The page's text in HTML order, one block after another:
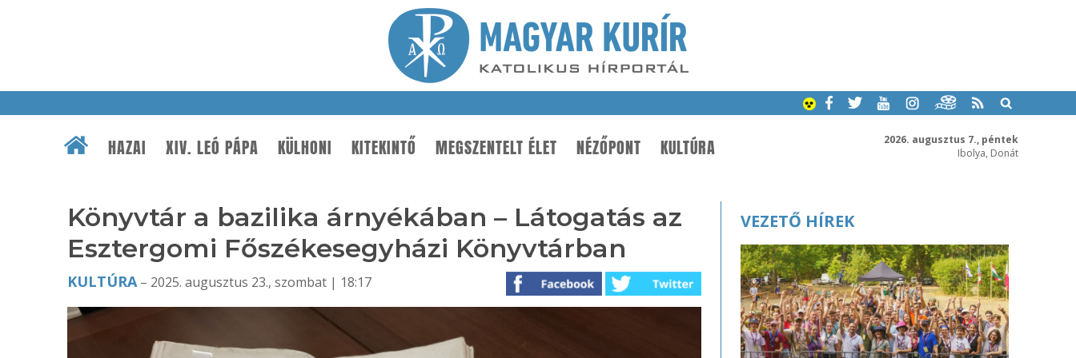
2026. augusztus 7., péntek
Ibolya, Donát
HAZAI XIV. LEÓ PÁPA KÜLHONI KITEKINTŐ MEGSZENTELT ÉLET NÉZŐPONT KULTÚRA
Könyvtár a bazilika árnyékában – Látogatás az
Esztergomi Főszékesegyházi Könyvtárban
KULTÚRA– 2025. augusztus 23., szombat | 18:17
VEZETŐ HÍREK